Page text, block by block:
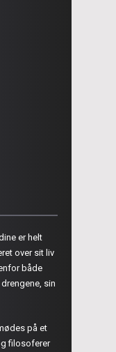
er helt
over sit liv
både
sin
på et
filosoferer